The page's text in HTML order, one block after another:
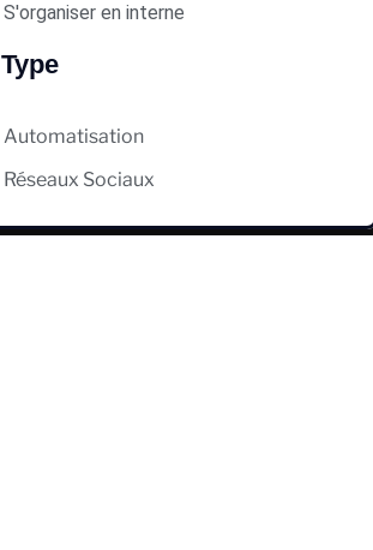
S'organiser en interne
Type
Automatisation
Réseaux Sociaux